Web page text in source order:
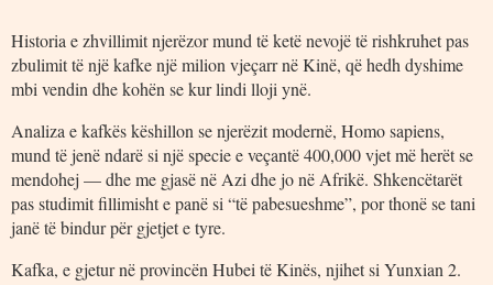
Historia e zhvillimit njerëzor mund të ketë nevojë të rishkruhet pas
zbulimit të një kafke një milion vjeçarr në Kinë, që hedh dyshime
mbi vendin dhe kohën se kur lindi lloji ynë.
Analiza e kafkës këshillon se njerëzit modernë, Homo sapiens,
mund të jenë ndarë si një specie e veçantë 400,000 vjet më herët se
mendohej — dhe me gjasë në Azi dhe jo në Afrikë. Shkencëtarët
pas studimit fillimisht e panë si “të pabesueshme”, por thonë se tani
janë të bindur për gjetjet e tyre.
Kafka, e gjetur në provincën Hubei të Kinës, njihet si Yunxian 2.